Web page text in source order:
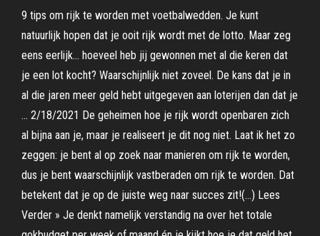
9 tips om rijk te worden met voetbalwedden. Je kunt
natuurlijk hopen dat je ooit rijk wordt met de lotto. Maar zeg
eens eerlijk… hoeveel heb jij gewonnen met al die keren dat
je een lot kocht? Waarschijnlijk niet zoveel. De kans dat je in
al die jaren meer geld hebt uitgegeven aan loterijen dan dat je
… 2/18/2021 De geheimen hoe je rijk wordt openbaren zich
al bijna aan je, maar je realiseert je dit nog niet. Laat ik het zo
zeggen: je bent al op zoek naar manieren om rijk te worden,
dus je bent waarschijnlijk vastberaden om rijk te worden. Dat
betekent dat je op de juiste weg naar succes zit!(…) Lees
Verder » Je denkt namelijk verstandig na over het totale